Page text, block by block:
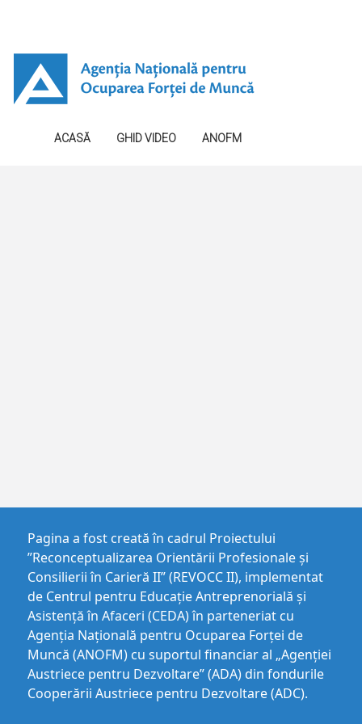
ACASĂ GHID VIDEO ANOFM
Pagina a fost creată în cadrul Proiectului
”Reconceptualizarea Orientării Profesionale și
Consilierii în Carieră II” (REVOCC II), implementat
de Centrul pentru Educaţie Antreprenorială şi
Asistenţă în Afaceri (CEDA) în parteneriat cu
Agenția Națională pentru Ocuparea Forței de
Muncă (ANOFM) cu suportul financiar al „Agenției
Austriece pentru Dezvoltare” (ADA) din fondurile
Cooperării Austriece pentru Dezvoltare (ADC).